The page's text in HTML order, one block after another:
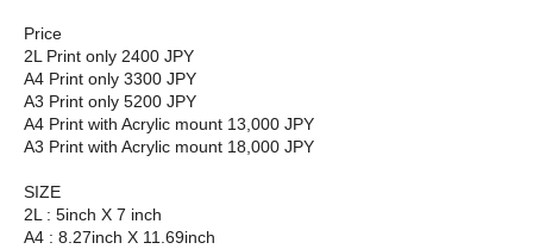
Price
2L Print only 2400 JPY
A4 Print only 3300 JPY
A3 Print only 5200 JPY
A4 Print with Acrylic mount 13,000 JPY
A3 Print with Acrylic mount 18,000 JPY
SIZE
2L : 5inch X 7 inch
A4 : 8.27inch X 11.69inch